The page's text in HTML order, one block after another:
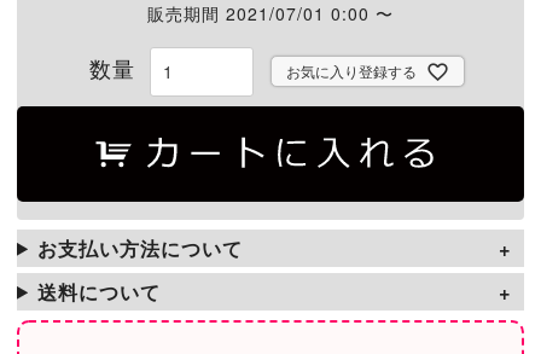
販売期間 2021/07/01 0:00 〜
お気に入り登録する
お支払い方法について
送料について